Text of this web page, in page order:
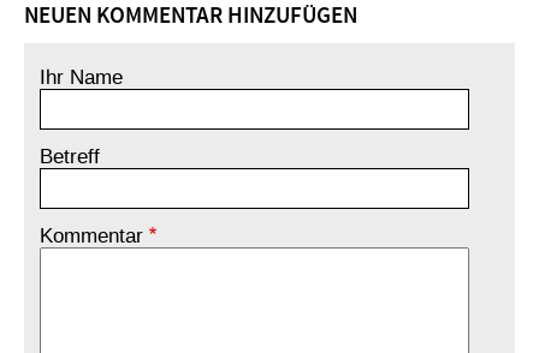
NEUEN KOMMENTAR HINZUFÜGEN
Ihr Name
Betreff
Kommentar